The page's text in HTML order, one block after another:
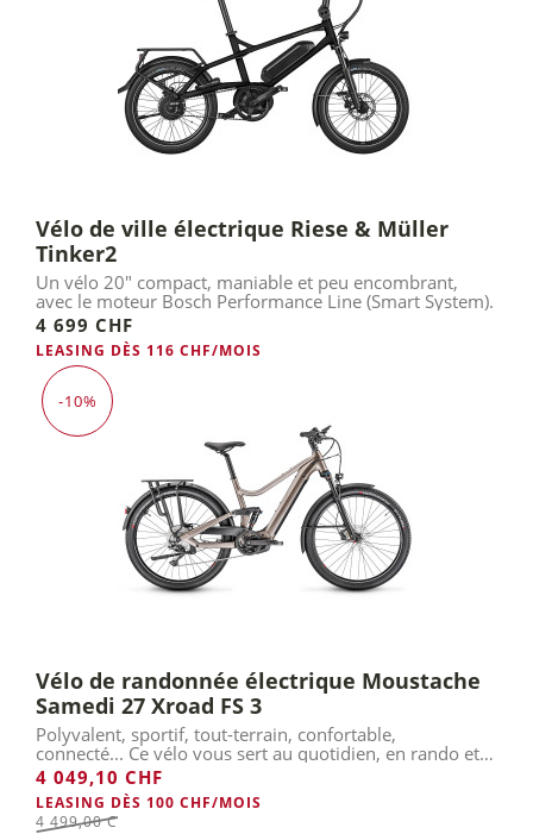
Vélo de ville électrique Riese & Müller
Tinker2
Un vélo 20" compact, maniable et peu encombrant,
avec le moteur Bosch Performance Line (Smart System).
4 699 CHF
LEASING DÈS 116 CHF/MOIS
-10%
Vélo de randonnée électrique Moustache
Samedi 27 Xroad FS 3
Polyvalent, sportif, tout-terrain, confortable,
connecté... Ce vélo vous sert au quotidien, en rando et
en voyage.
4 049,10 CHF
LEASING DÈS 100 CHF/MOIS
4 499,00 Chf